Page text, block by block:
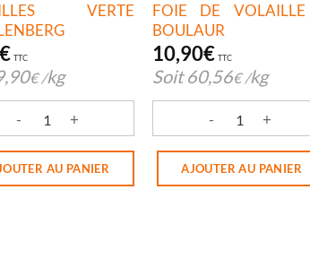
VERTE
TTC
€ /kg
de LENTILLES VERTE D'OELENBERG
AU PANIER
FOIE DE
BOULAUR
10,90€ TTC
Soit 60,56€ /kg
quantité de FOIE DE
AJOUTER AU PANIER